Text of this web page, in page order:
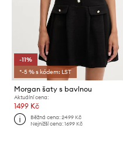
-11%
*-5 % s kódem: LST
Morgan šaty s bavlnou
Aktuální cena:
1499 Kč
Běžná cena:2499 Kč
Nejnižší cena:1699 Kč